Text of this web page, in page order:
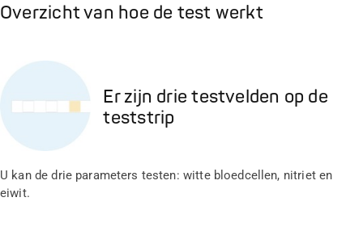
Overzicht van hoe de test werkt
Er zijn drie testvelden op de
teststrip
U kan de drie parameters testen: witte bloedcellen, nitriet en
eiwit.